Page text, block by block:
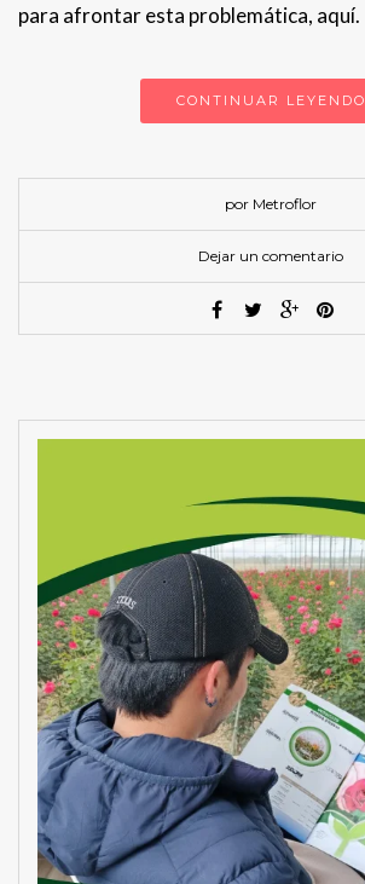
para afrontar esta problemática, aquí.
CONTINUAR LEYENDO
por Metroflor
Dejar un comentario